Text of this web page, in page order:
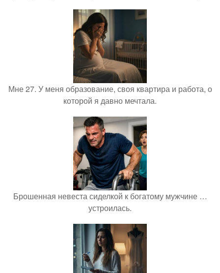
Мне 27. У меня образование, своя квартира и работа, о
которой я давно мечтала.
Брошенная невеста сиделкой к богатому мужчине …
устроилась.